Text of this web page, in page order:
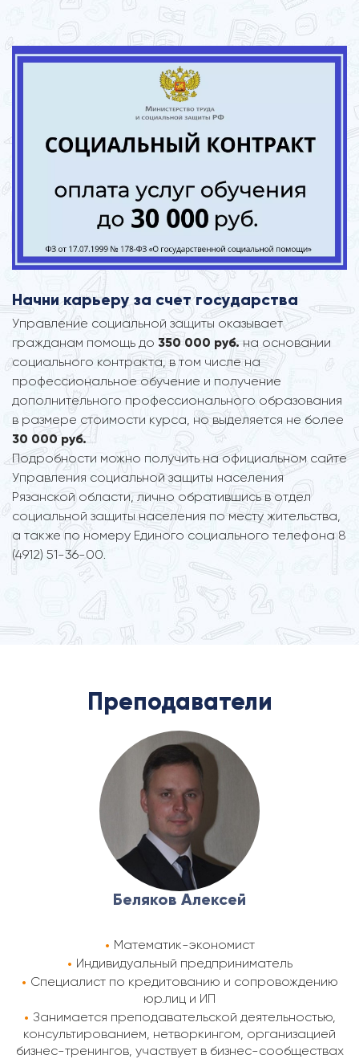
Начни карьеру за счет государства
Управление социальной защиты оказывает
гражданам помощь до 350 000 руб. на основании
социального контракта, в том числе на
профессиональное обучение и получение
дополнительного профессионального образования
в размере стоимости курса, но выделяется не более
30 000 руб.
Подробности можно получить на официальном сайте
Управления социальной защиты населения
Рязанской области, лично обратившись в отдел
социальной защиты населения по месту жительства,
а также по номеру Единого социального телефона 8
(4912) 51-36-00.
Преподаватели
Беляков Алексей
Математик-экономист
Индивидуальный предприниматель
Специалист по кредитованию и сопровождению
юр.лиц и ИП
Занимается преподавательской деятельностью,
консультированием, нетворкингом, организацией
бизнес-тренингов, участвует в бизнес-сообществах